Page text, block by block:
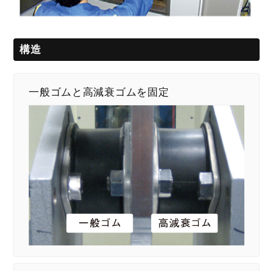
構造
一般ゴムと高減衰ゴムを固定